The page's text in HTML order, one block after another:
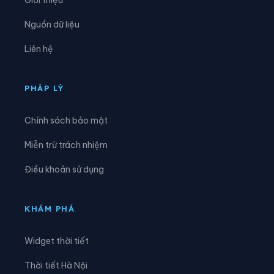
Xã Đại Lai
Xã Hoàng Vân
Nguồn dữ liệu
Liên hệ
PHÁP LÝ
Chính sách bảo mật
Miễn trừ trách nhiệm
Điều khoản sử dụng
KHÁM PHÁ
Widget thời tiết
Thời tiết Hà Nội